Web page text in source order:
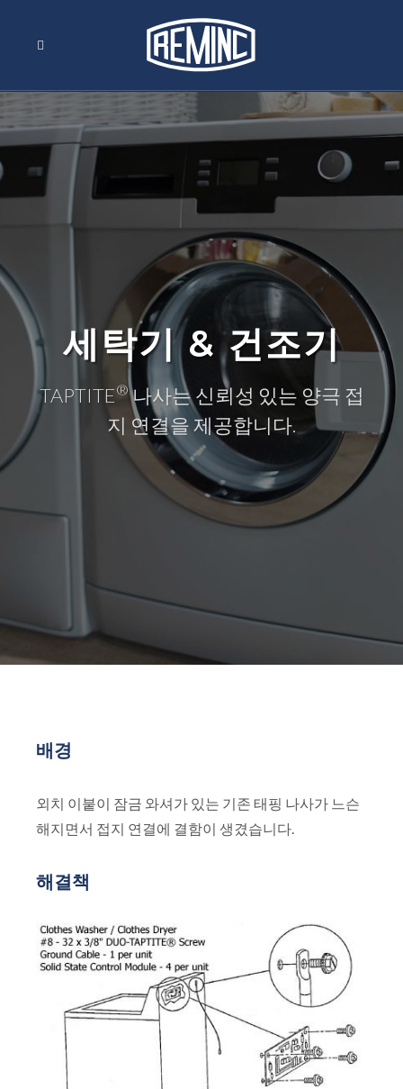
세탁기 & 건조기
TAPTITE®나사는 신뢰성 있는 양극 접
지 연결을 제공합니다.
배경
외치 이붙이 잠금 와셔가 있는 기존 태핑 나사가 느슨
해지면서 접지 연결에 결함이 생겼습니다.
해결책